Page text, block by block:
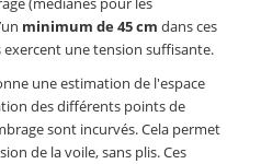
minimum de 45 cm dans ces
une tension suffisante.
une estimation de l'espace
des différents points de
sont incurvés. Cela permet
de la voile, sans plis. Ces